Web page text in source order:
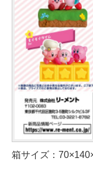
箱サイズ：